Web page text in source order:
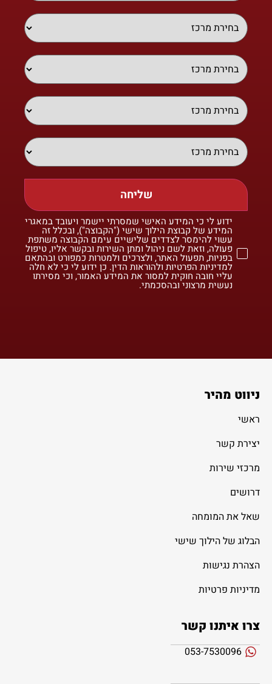
שליחה
ידוע לי כי המידע האישי שמסרתי יישמר ויעובד במאגרי
המידע של קבוצת הילוך שישי ("הקבוצה"), ובכלל זה
עשוי להימסר לצדדים שלישיים עימם הקבוצה משתפת
פעולה, וזאת לשם ניהול ומתן השירות ובקשר אליו, טיפול
בפניות, תפעול האתר, ולצרכים ולמטרות כמפורט ובהתאם
למדיניות הפרטיות ולהוראות הדין. כן ידוע לי כי לא חלה
עליי חובה חוקית למסור את המידע האמור, וכי מסירתו
נעשית מרצוני ובהסכמתי.
ניווט מהיר
ראשי
יצירת קשר
מרכזי שירות
דרושים
שאל את המומחה
הבלוג של הילוך שישי
הצהרת נגישות
מדיניות פרטיות
צרו איתנו קשר
053-7530096